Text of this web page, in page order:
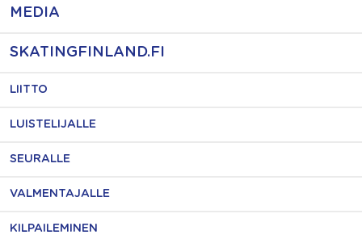
MEDIA
SKATINGFINLAND.FI
LIITTO
LUISTELIJALLE
SEURALLE
VALMENTAJALLE
KILPAILEMINEN